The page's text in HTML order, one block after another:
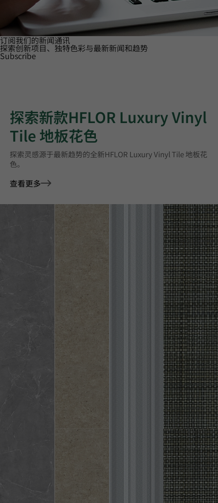
订阅我们的新闻通讯
探索创新项目、独特色彩与最新新闻和趋势
Subscribe
探索新款HFLOR Luxury Vinyl
Tile 地板花色
探索灵感源于最新趋势的全新HFLOR Luxury Vinyl Tile 地板花
色。
查看更多